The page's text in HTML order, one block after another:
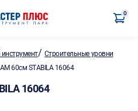
0
/ Строительные уровни
60см STABILA 16064
16064